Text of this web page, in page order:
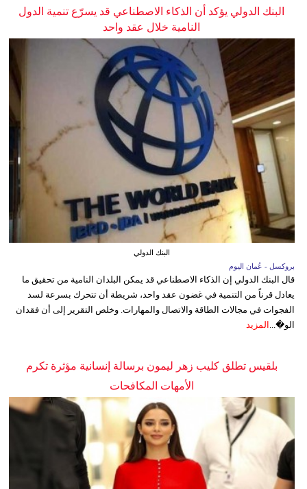
البنك الدولي يؤكد أن الذكاء الاصطناعي قد يسرّع تنمية الدول
النامية خلال عقد واحد
البنك الدولي
بروكسل - عُمان اليوم
قال البنك الدولي إن الذكاء الاصطناعي قد يمكن البلدان النامية من تحقيق ما
يعادل قرناً من التنمية في غضون عقد واحد، شريطة أن تتحرك بسرعة لسد
الفجوات في مجالات الطاقة والاتصال والمهارات. وخلص التقرير إلى أن فقدان
الو�...
المزيد
بلقيس تطلق كليب زهر ليمون برسالة إنسانية مؤثرة تكرم
الأمهات المكافحات